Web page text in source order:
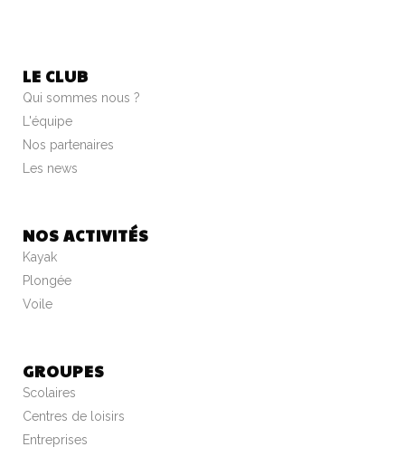
LE CLUB
Qui sommes nous ?
L'équipe
Nos partenaires
Les news
NOS ACTIVITÉS
Kayak
Plongée
Voile
GROUPES
Scolaires
Centres de loisirs
Entreprises